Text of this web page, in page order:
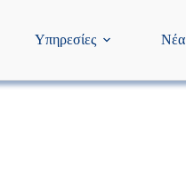
Υπηρεσίες Νέα